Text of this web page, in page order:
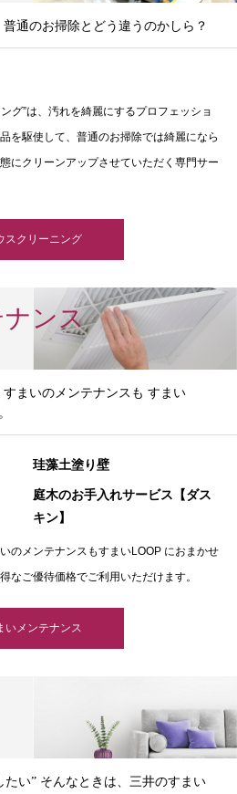
通のお掃除とどう違うのかしら？
グ”は、汚れを綺麗にするプロフェッショ
を駆使して、普通のお掃除では綺麗になら
にクリーンアップさせていただく専門サー
スクリーニング
ンス
まいのメンテナンスも すまい
珪藻土塗り壁
庭木のお手入れサービス【ダス
キン】
のメンテナンスもすまいLOOP におまかせ
なご優待価格でご利用いただけます。
いメンテナンス
い” そんなときは、三井のすまい